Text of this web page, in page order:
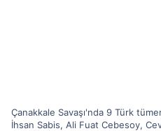
Çanakkale Savaşı'nda 9 Türk
İhsan Sabis, Ali Fuat Cebesoy,